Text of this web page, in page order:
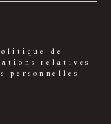
de
relatives
personnelles